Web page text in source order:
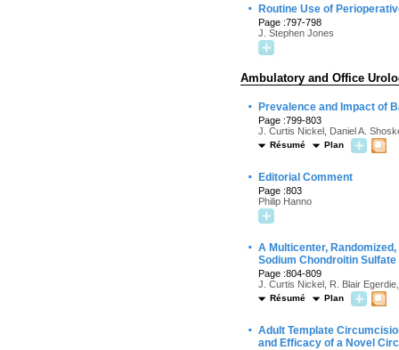
· Routine Use of
Page :797-798
J. Stephen Jones
Ambulatory and Office
· Prevalence and Impact of
Page :799-803
J. Curtis Nickel, Daniel A.
Résumé Plan
· Editorial Comment
Page :803
Philip Hanno
· A Multicenter,
Sodium Chondroitin
Page :804-809
J. Curtis Nickel, R. Blair
Résumé Plan
· Adult Template
and Efficacy of a Novel